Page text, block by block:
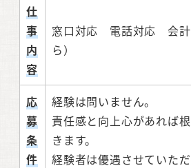
仕
事
内
容
窓口対応 電話対応 会計
ら）
応
募
条
件
経験は問いません。
責任感と向上心があれば
きます。
経験者は優遇させていただ